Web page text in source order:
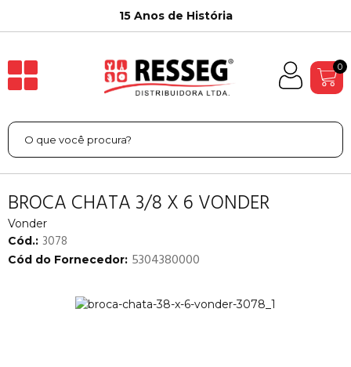
15 Anos de História
0
BROCA CHATA 3/8 X 6 VONDER
Vonder
Cód.: 3078
Cód do Fornecedor: 5304380000